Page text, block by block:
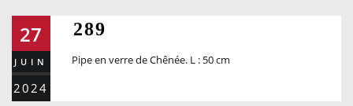
27
JUIN
2024
289
Pipe en verre de Chênée. L : 50 cm